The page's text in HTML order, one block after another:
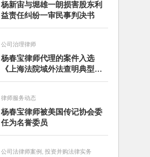
杨新宙与堀雄一朗损害股东利
益责任纠纷一审民事判决书
公司治理律师
杨春宝律师代理的案件入选
《上海法院域外法查明典型案
例》
律师服务动态
杨春宝律师被美国传记协会委
任为名誉委员
公司法律师案例, 投资并购法律实务